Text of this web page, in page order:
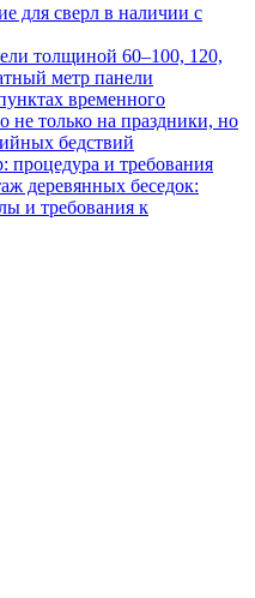
для сверл в наличии с
толщиной 60–100, 120,
метр панели
временного
не только на праздники, но
бедствий
процедура и требования
деревянных беседок:
и требования к